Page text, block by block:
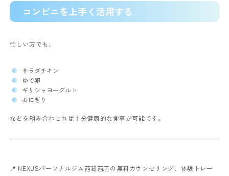
コンビニを上手く活用する
忙しい方でも、
サラダチキン
ゆで卵
ギリシャヨーグルト
おにぎり
などを組み合わせれば十分健康的な食事が可能です。
📍 NEXUSパーソナルジム西葛西店の無料カウンセリング、体験トレー